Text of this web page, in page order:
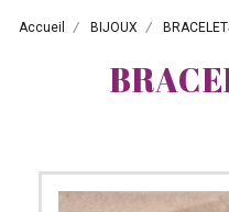
Accueil BIJOUX